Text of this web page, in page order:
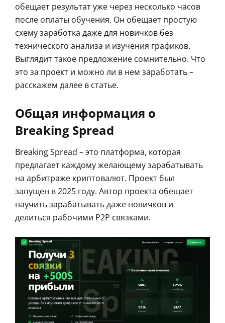
обещает результат уже через несколько часов
после оплаты обучения. Он обещает простую
схему заработка даже для новичков без
технического анализа и изучения графиков.
Выглядит такое предложение сомнительно. Что
это за проект и можно ли в нем заработать –
расскажем далее в статье.
Общая информация о
Breaking Spread
Breaking Spread – это платформа, которая
предлагает каждому желающему зарабатывать
на арбитраже криптовалют. Проект был
запущен в 2025 году. Автор проекта обещает
научить зарабатывать даже новичков и
делиться рабочими Р2Р связками.